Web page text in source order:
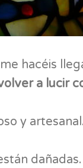
hacéis
a lucir
y artesanal.